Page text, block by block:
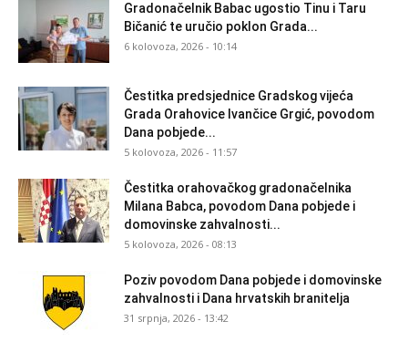
Gradonačelnik Babac ugostio Tinu i Taru
Bičanić te uručio poklon Grada...
6 kolovoza, 2026 - 10:14
Čestitka predsjednice Gradskog vijeća
Grada Orahovice Ivančice Grgić, povodom
Dana pobjede...
5 kolovoza, 2026 - 11:57
Čestitka orahovačkog gradonačelnika
Milana Babca, povodom Dana pobjede i
domovinske zahvalnosti...
5 kolovoza, 2026 - 08:13
Poziv povodom Dana pobjede i domovinske
zahvalnosti i Dana hrvatskih branitelja
31 srpnja, 2026 - 13:42